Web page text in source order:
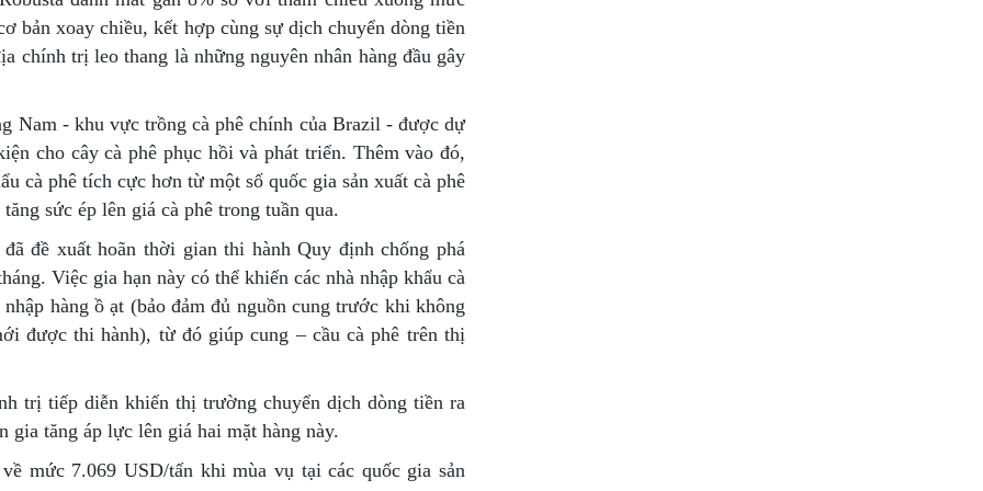
bản xoay chiều, kết hợp cùng sự dịch chuyển dòng tiền
chính trị leo thang là những nguyên nhân hàng đầu gây
Nam - khu vực trồng cà phê chính của Brazil - được dự
cho cây cà phê phục hồi và phát triển. Thêm vào đó,
cà phê tích cực hơn từ một số quốc gia sản xuất cà phê
sức ép lên giá cà phê trong tuần qua.
đề xuất hoãn thời gian thi hành Quy định chống phá
Việc gia hạn này có thể khiến các nhà nhập khẩu cà
hàng ồ ạt (bảo đảm đủ nguồn cung trước khi không
được thi hành), từ đó giúp cung – cầu cà phê trên thị
trị tiếp diễn khiến thị trường chuyển dịch dòng tiền ra
gia tăng áp lực lên giá hai mặt hàng này.
mức 7.069 USD/tấn khi mùa vụ tại các quốc gia sản